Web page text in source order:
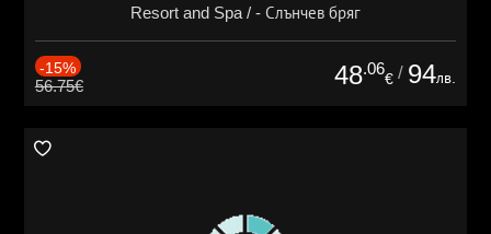
Resort and Spa / - Слънчев бряг
-15%
56.75€ 48.06
€ / 94лв.